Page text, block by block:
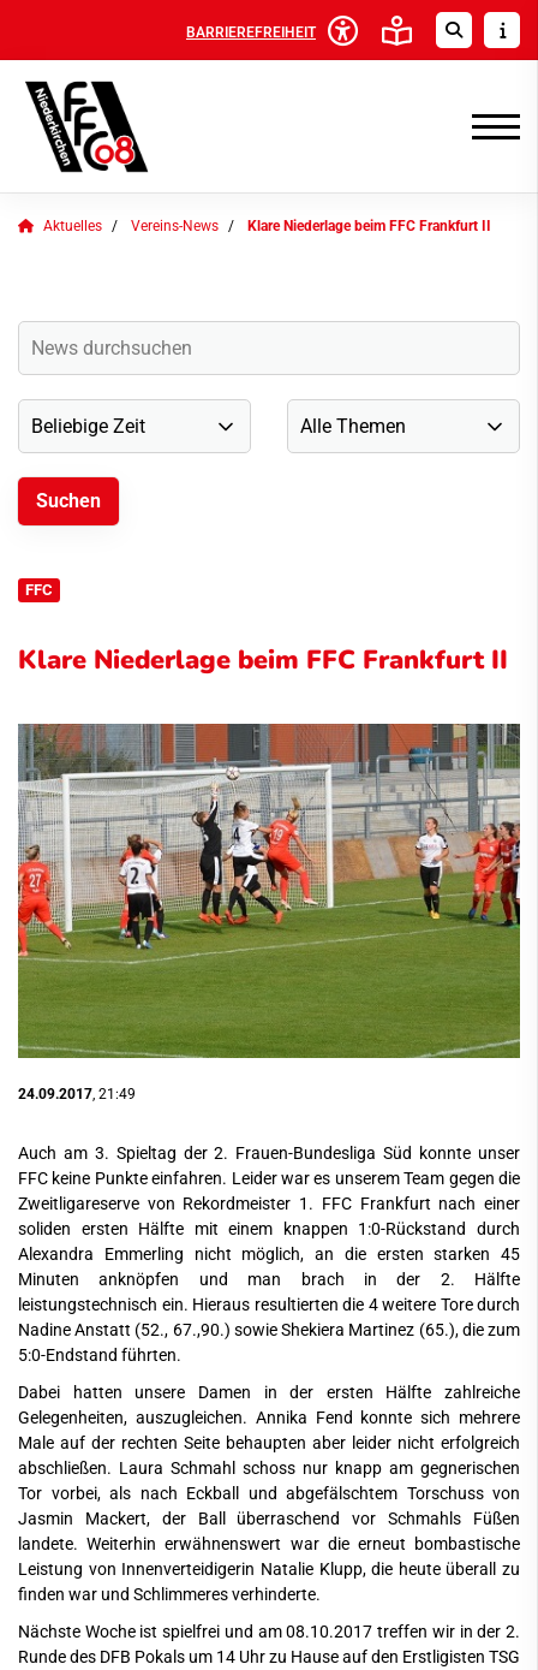
BARRIEREFREIHEIT
Aktuelles Vereins-News Klare Niederlage beim FFC Frankfurt II
FFC
Klare Niederlage beim FFC Frankfurt II
24.09.2017, 21:49
Auch am 3. Spieltag der 2. Frauen-Bundesliga Süd konnte unser
FFC keine Punkte einfahren. Leider war es unserem Team gegen die
Zweitligareserve von Rekordmeister 1. FFC Frankfurt nach einer
soliden ersten Hälfte mit einem knappen 1:0-Rückstand durch
Alexandra Emmerling nicht möglich, an die ersten starken 45
Minuten anknöpfen und man brach in der 2. Hälfte
leistungstechnisch ein. Hieraus resultierten die 4 weitere Tore durch
Nadine Anstatt (52., 67.,90.) sowie Shekiera Martinez (65.), die zum
5:0-Endstand führten.
Dabei hatten unsere Damen in der ersten Hälfte zahlreiche
Gelegenheiten, auszugleichen. Annika Fend konnte sich mehrere
Male auf der rechten Seite behaupten aber leider nicht erfolgreich
abschließen. Laura Schmahl schoss nur knapp am gegnerischen
Tor vorbei, als nach Eckball und abgefälschtem Torschuss von
Jasmin Mackert, der Ball überraschend vor Schmahls Füßen
landete. Weiterhin erwähnenswert war die erneut bombastische
Leistung von Innenverteidigerin Natalie Klupp, die heute überall zu
finden war und Schlimmeres verhinderte.
Nächste Woche ist spielfrei und am 08.10.2017 treffen wir in der 2.
Runde des DFB Pokals um 14 Uhr zu Hause auf den Erstligisten TSG